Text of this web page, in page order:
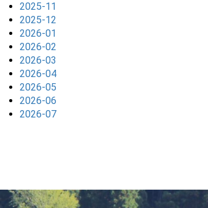
2025-11
2025-12
2026-01
2026-02
2026-03
2026-04
2026-05
2026-06
2026-07